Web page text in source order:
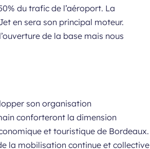
du trafic de l’aéroport. La
en sera son principal moteur.
de la base mais nous
son organisation
conforteront la dimension
et touristique de Bordeaux.
la mobilisation continue et collective